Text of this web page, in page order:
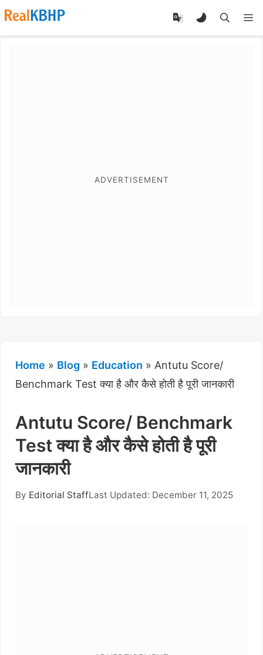
RealKBHP
Home » Blog » Education » Antutu Score/
Benchmark Test क्या है और कैसे होती है पूरी जानकारी
Antutu Score/ Benchmark
Test क्या है और कैसे होती है पूरी
जानकारी
By Editorial StaffLast Updated: December 11, 2025